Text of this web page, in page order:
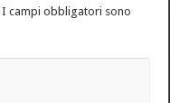
I campi obbligatori sono